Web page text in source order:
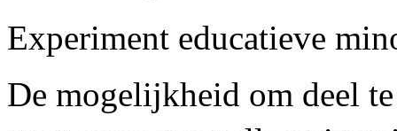
Experiment educatieve
De mogelijkheid om deel